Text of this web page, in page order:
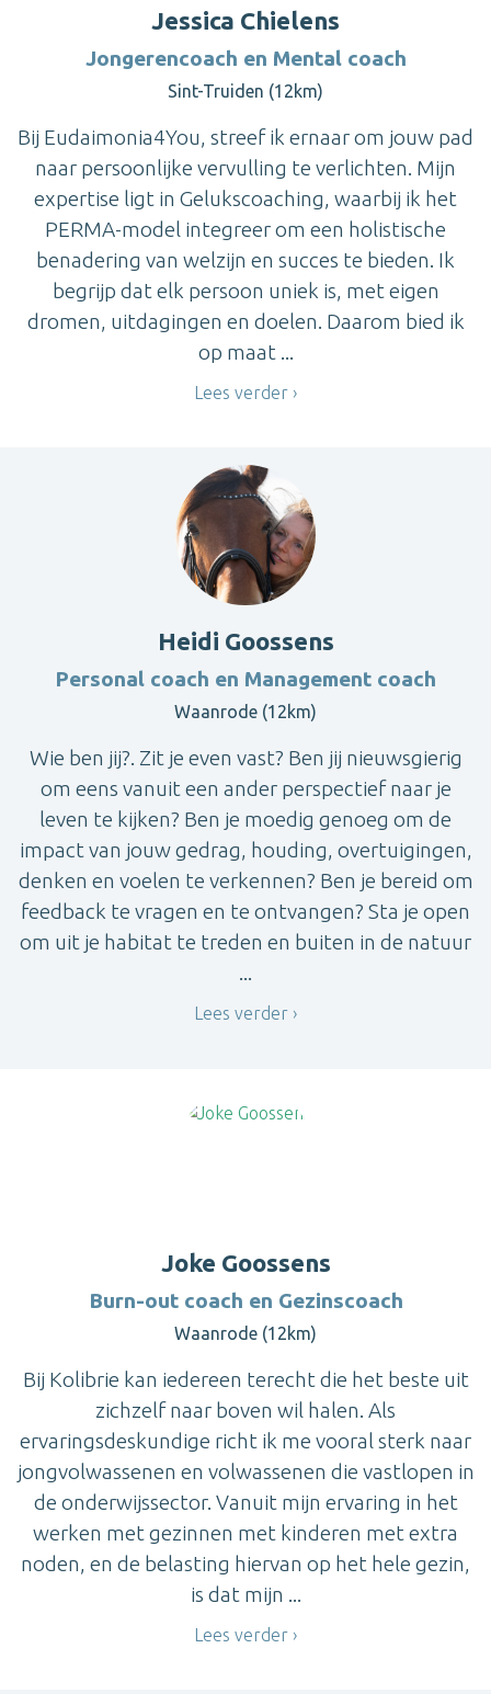
Jessica Chielens
Jongerencoach en Mental coach
Sint-Truiden (12km)
Bij Eudaimonia4You, streef ik ernaar om jouw pad
naar persoonlijke vervulling te verlichten. Mijn
expertise ligt in Gelukscoaching, waarbij ik het
PERMA-model integreer om een holistische
benadering van welzijn en succes te bieden. Ik
begrijp dat elk persoon uniek is, met eigen
dromen, uitdagingen en doelen. Daarom bied ik
op maat ...
Lees verder
Heidi Goossens
Personal coach en Management coach
Waanrode (12km)
Wie ben jij?. Zit je even vast? Ben jij nieuwsgierig
om eens vanuit een ander perspectief naar je
leven te kijken? Ben je moedig genoeg om de
impact van jouw gedrag, houding, overtuigingen,
denken en voelen te verkennen? Ben je bereid om
feedback te vragen en te ontvangen? Sta je open
om uit je habitat te treden en buiten in de natuur
...
Lees verder
Joke Goossens
Burn-out coach en Gezinscoach
Waanrode (12km)
Bij Kolibrie kan iedereen terecht die het beste uit
zichzelf naar boven wil halen. Als
ervaringsdeskundige richt ik me vooral sterk naar
jongvolwassenen en volwassenen die vastlopen in
de onderwijssector. Vanuit mijn ervaring in het
werken met gezinnen met kinderen met extra
noden, en de belasting hiervan op het hele gezin,
is dat mijn ...
Lees verder